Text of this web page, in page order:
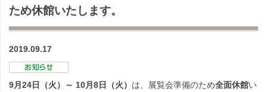
ため休館いたします。
2019.09.17
9月24日（火）～ 10月8日（火） は、展覧会準備のため全面休館い